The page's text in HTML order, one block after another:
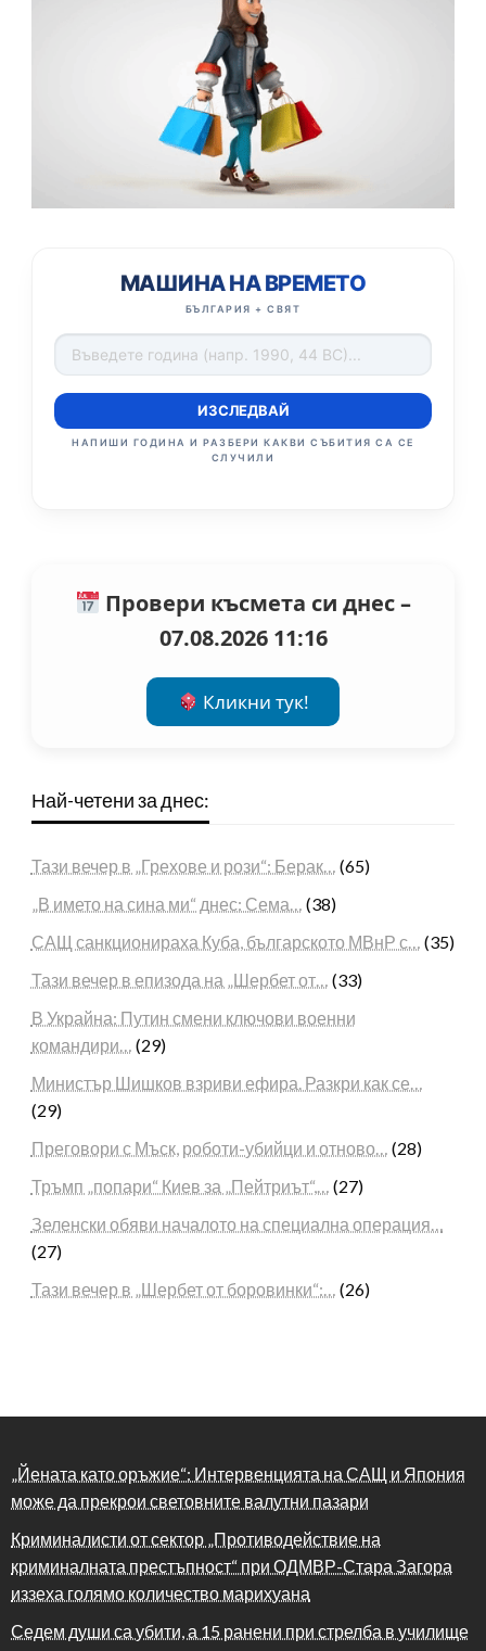
МАШИНА НА ВРЕМЕТО
БЪЛГАРИЯ + СВЯТ
ИЗСЛЕДВАЙ
НАПИШИ ГОДИНА И РАЗБЕРИ КАКВИ СЪБИТИЯ СА СЕ
СЛУЧИЛИ
Провери късмета си днес –
07.08.2026 11:16
Кликни тук!
Най-четени за днес:
Тази вечер в „Грехове и рози“: Берак… (65)
„В името на сина ми“ днес: Сема… (38)
САЩ санкционираха Куба, българското МВнР с… (35)
Тази вечер в епизода на „Шербет от… (33)
В Украйна: Путин смени ключови военни
командири… (29)
Министър Шишков взриви ефира. Разкри как се…
(29)
Преговори с Мъск, роботи-убийци и отново… (28)
Тръмп „попари“ Киев за „Пейтриът“,… (27)
Зеленски обяви началото на специална операция…
(27)
Тази вечер в „Шербет от боровинки“:… (26)
„Йената като оръжие“: Интервенцията на САЩ и Япония
може да прекрои световните валутни пазари
Криминалисти от сектор „Противодействие на
криминалната престъпност“ при ОДМВР-Стара Загора
иззеха голямо количество марихуана
Седем души са убити, а 15 ранени при стрелба в училище